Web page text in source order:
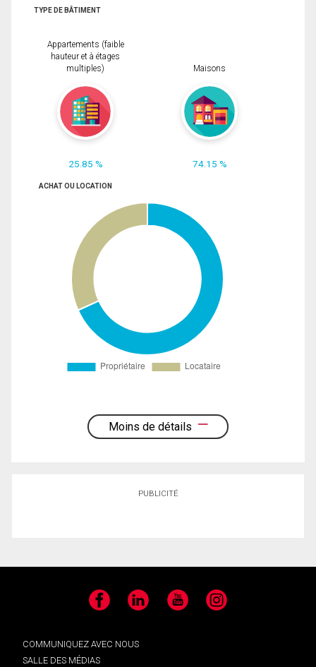
TYPE DE BÂTIMENT
Appartements (faible
hauteur et à étages
multiples)
25.85 %
Maisons
74.15 %
ACHAT OU LOCATION
Moins de détails
PUBLICITÉ
Facebook LinkedIn YouTube Instagram
COMMUNIQUEZ AVEC NOUS
SALLE DES MÉDIAS